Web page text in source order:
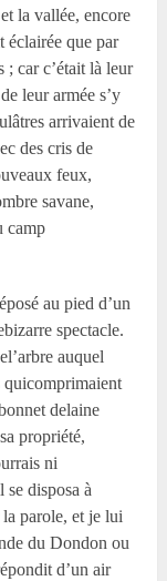
la vallée, encore
éclairée que par
; car c’était là leur
leur armée s’y
arrivaient de
des cris de
feux,
savane,
camp
au pied d’un
spectacle.
auquel
quicomprimaient
delaine
propriété,
ni
se disposa à
la parole, et je lui
du Dondon ou
d’un air